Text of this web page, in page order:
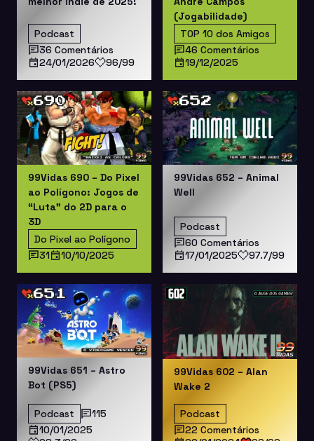
Podcast
36 Comentários
24/01/2026
96/99
(Jogabilidade)
TOP 10 dos Amigos
46 Comentários
19/12/2025
99Vidas 690 – Do Pixel
ao Polígono: Jogos de
“Luta” do 2D para o
3D
Do Pixel ao Polígono
31
10/10/2025
99Vidas 652 – Animal
Well
Podcast
60 Comentários
17/01/2025
97.7/99
99Vidas 651 – Astro
Bot (PS5)
Podcast
115
10/01/2025
99Vidas 602 – Alan
Wake 2
Podcast
22 Comentários